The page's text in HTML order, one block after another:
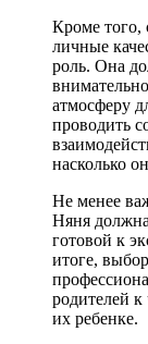
Кроме того,
личные
роль. Она
атмосферу
проводить
насколько
Не менее
Няня
готовой к
итоге,
родителей к
их ребенке.